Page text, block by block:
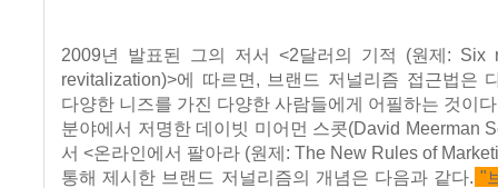
2009년 발표된 그의 저서 <2달러의 기적 (원제: Six
revitalization)>에 따르면, 브랜드 저널리즘 접근법은
다양한 니즈를 가진 다양한 사람들에게 어필하는 것이
분야에서 저명한 데이빗 미어먼 스콧(David Meerman
서 <온라인에서 팔아라 (원제: The New Rules of
통해 제시한 브랜드 저널리즘의 개념은 다음과 같다. "